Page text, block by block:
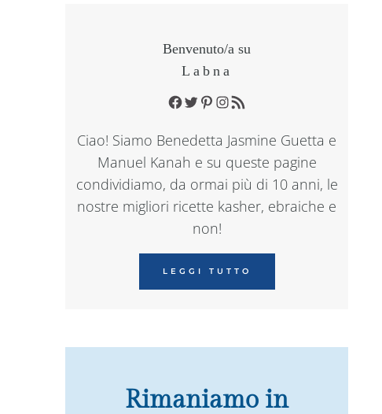
Benvenuto/a su
Labna
Facebook
TwitterPinterest
Instagram
RSS Feed
Ciao! Siamo Benedetta Jasmine Guetta e
Manuel Kanah e su queste pagine
condividiamo, da ormai più di 10 anni, le
nostre migliori ricette kasher, ebraiche e
non!
LEGGI TUTTO
Rimaniamo in